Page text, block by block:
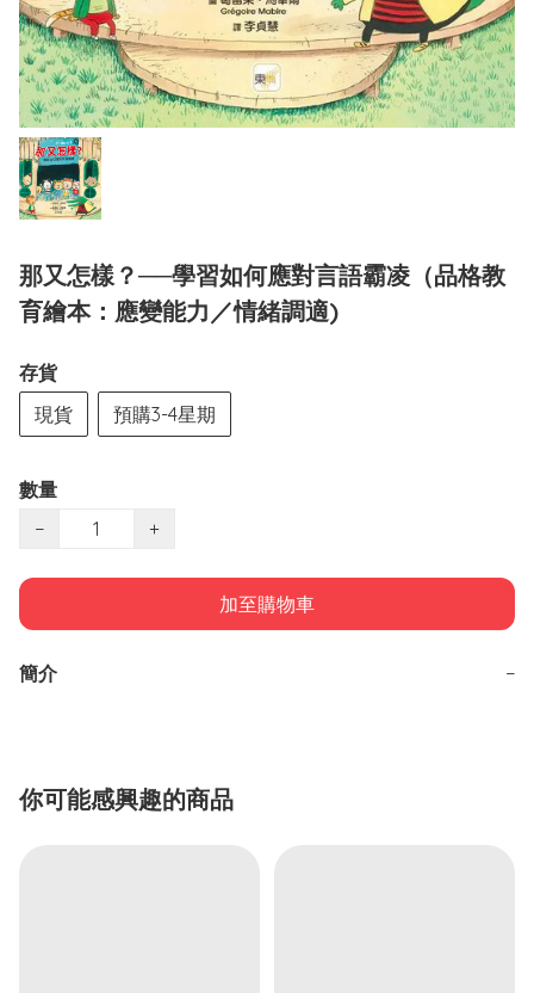
那又怎樣？──學習如何應對言語霸凌（品格教
育繪本：應變能力／情緒調適)
存貨
現貨
預購3-4星期
數量
−
+
加至購物車
簡介 −
你可能感興趣的商品